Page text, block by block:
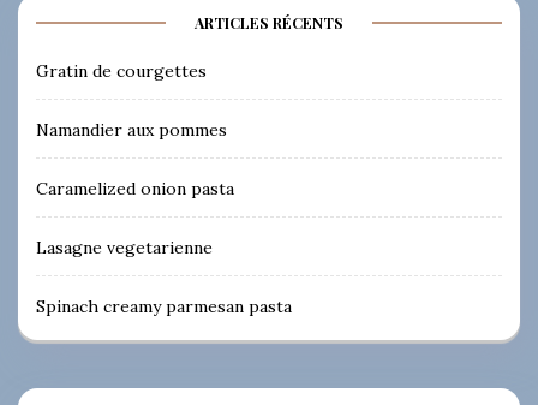
ARTICLES RÉCENTS
Gratin de courgettes
Namandier aux pommes
Caramelized onion pasta
Lasagne vegetarienne
Spinach creamy parmesan pasta